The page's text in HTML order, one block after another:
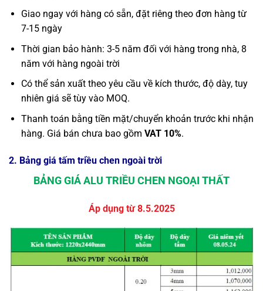
Giao ngay với hàng có sẵn, đặt riêng theo đơn hàng từ
7-15 ngày
Thời gian bảo hành: 3-5 năm đối với hàng trong nhà, 8
năm với hàng ngoài trời
Có thể sản xuất theo yêu cầu về kích thước, độ dày, tuy
nhiên giá sẽ tùy vào MOQ.
Thanh toán bằng tiền mặt/chuyển khoản trước khi nhận
hàng. Giá bán chưa bao gồm VAT 10%.
2. Bảng giá tấm triều chen ngoài trời
BẢNG GIÁ ALU TRIỀU CHEN NGOẠI THẤT
Áp dụng từ 8.5.2025